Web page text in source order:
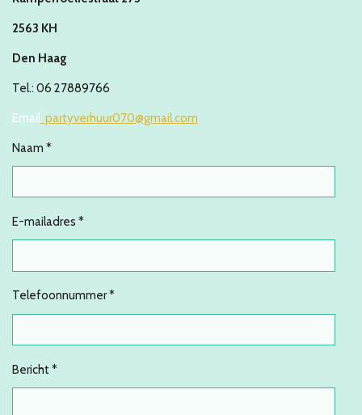
2563 KH
Den Haag
Tel.: 06 27889766
Email partyverhuur070@gmail.com
Naam *
E-mailadres *
Telefoonnummer *
Bericht *